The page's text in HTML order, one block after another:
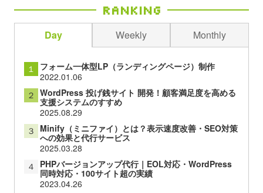
Ranking
Day Weekly Monthly
１ フォーム一体型LP（ランディングページ）制作
2022.01.06
２ WordPress 投げ銭サイト 開発！顧客満足度を高める
支援システムのすすめ
2025.08.29
３ Minify（ミニファイ）とは？表示速度改善・SEO対策
への効果と代行サービス
2025.03.28
４ PHPバージョンアップ代行｜EOL対応・WordPress
同時対応・100サイト超の実績
2023.04.26